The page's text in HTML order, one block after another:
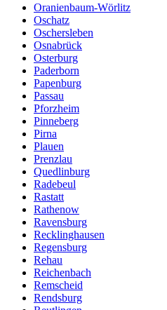
Oranienbaum-Wörlitz
Oschatz
Oschersleben
Osnabrück
Osterburg
Paderborn
Papenburg
Passau
Pforzheim
Pinneberg
Pirna
Plauen
Prenzlau
Quedlinburg
Radebeul
Rastatt
Rathenow
Ravensburg
Recklinghausen
Regensburg
Rehau
Reichenbach
Remscheid
Rendsburg